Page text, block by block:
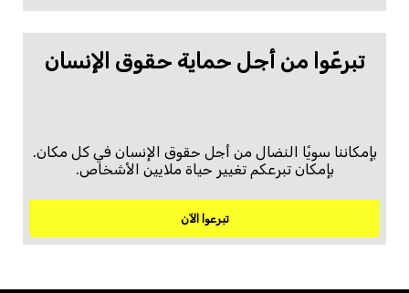
تبرعّوا من أجل حماية حقوق الإنسان
بإمكاننا سويًا النضال من أجل حقوق الإنسان في كل مكان.
بإمكان تبرعكم تغيير حياة ملايين الأشخاص.
تبرعوا الآن